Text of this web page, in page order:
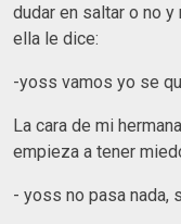
dudar en saltar o no
ella le dice:
-yoss vamos yo se
La cara de mi
empieza a tener
- yoss no pasa nada,